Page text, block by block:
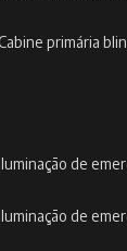
cabine primária
iluminação de
iluminação de